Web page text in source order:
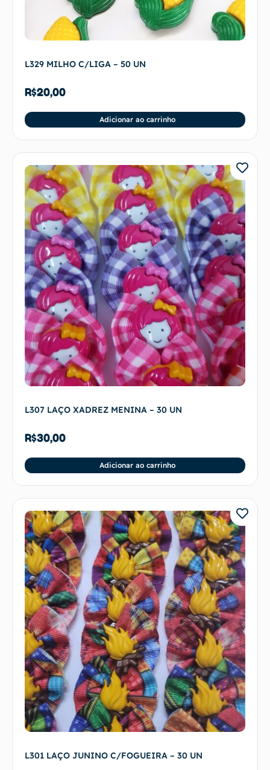
L329 MILHO C/LIGA – 50 UN
R$20,00
Adicionar ao carrinho
L307 LAÇO XADREZ MENINA – 30 UN
R$30,00
Adicionar ao carrinho
L301 LAÇO JUNINO C/FOGUEIRA – 30 UN